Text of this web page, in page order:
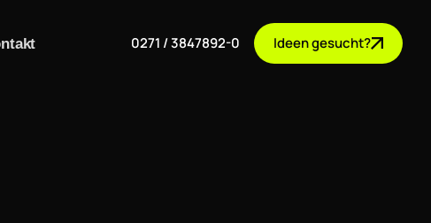
0271 / 3847892-0 Ideen gesucht?